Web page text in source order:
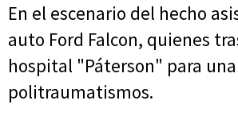
En el escenario del hecho
auto Ford Falcon, quienes
hospital "Páterson" para
politraumatismos.